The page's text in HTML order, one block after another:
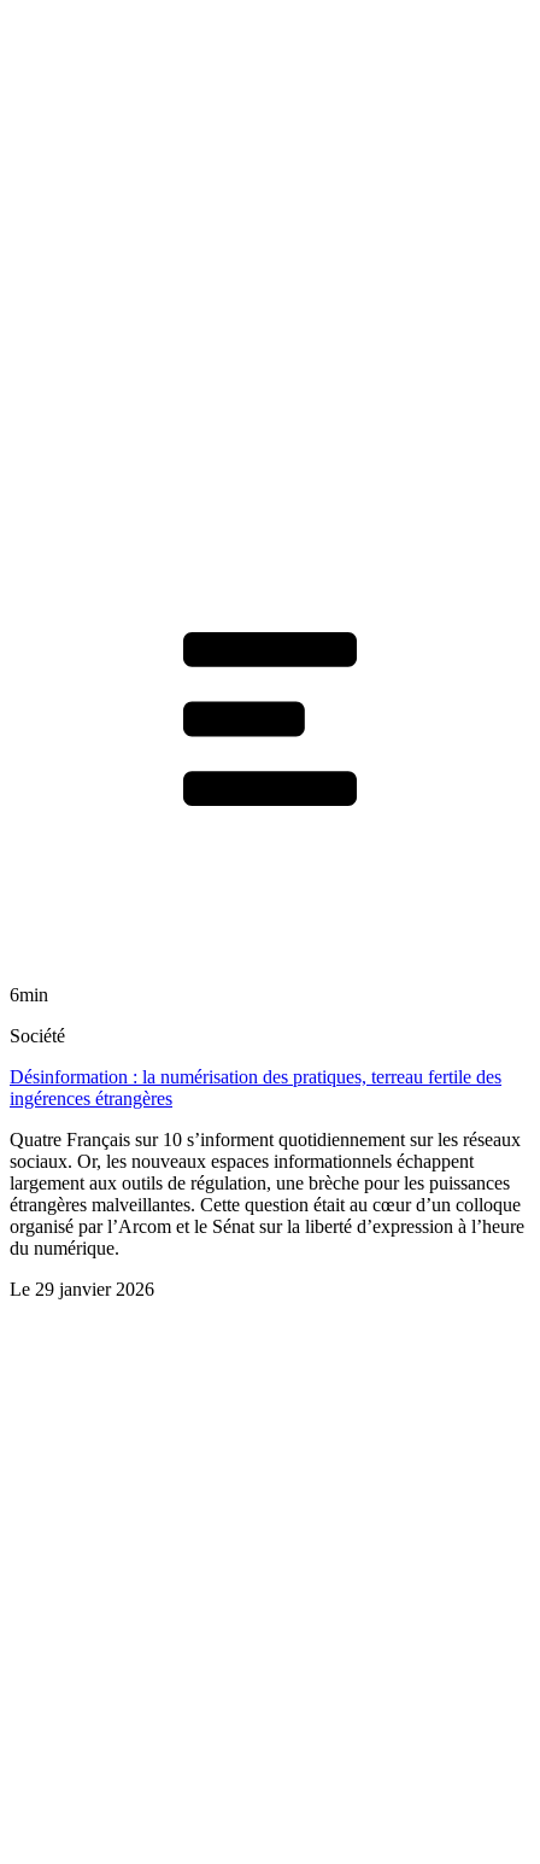
6min
Société
Désinformation : la numérisation des pratiques, terreau fertile des
ingérences étrangères
Quatre Français sur 10 s’informent quotidiennement sur les réseaux
sociaux. Or, les nouveaux espaces informationnels échappent
largement aux outils de régulation, une brèche pour les puissances
étrangères malveillantes. Cette question était au cœur d’un colloque
organisé par l’Arcom et le Sénat sur la liberté d’expression à l’heure
du numérique.
Le 29 janvier 2026